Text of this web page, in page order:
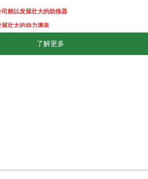
赖以发展壮大的助推器
壮大的动力渊泉
司发展提供技术保障
了解更多